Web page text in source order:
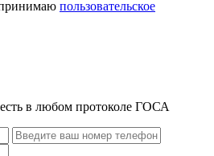
пользовательское
в любом протоколе ГОСА